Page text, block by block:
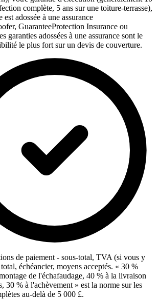
complète, 5 ans sur une toiture-terrasse),
est adossée à une assurance
GuaranteeProtection Insurance ou
garanties adossées à une assurance sont le
le plus fort sur un devis de couverture.
de paiement - sous-total, TVA (si vous y
échéancier, moyens acceptés. « 30 %
de l'échafaudage, 40 % à la livraison
30 % à l'achèvement » est la norme sur les
au-delà de 5 000 £.